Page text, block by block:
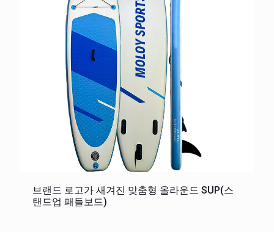
브랜드 로고가 새겨진 맞춤형 올라운드 SUP(스
탠드업 패들보드)